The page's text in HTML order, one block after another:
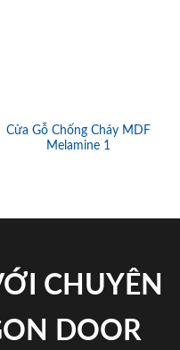
Cửa Gỗ Chống Cháy MDF
Melamine 1
CHUYÊN
DOOR